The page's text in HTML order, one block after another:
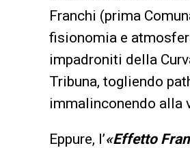
Franchi (prima
fisionomia e
impadroniti della
Tribuna, togliendo
immalinconendo alla
Eppure, l’«Effetto